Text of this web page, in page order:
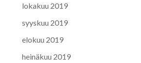
lokakuu 2019
syyskuu 2019
elokuu 2019
heinäkuu 2019